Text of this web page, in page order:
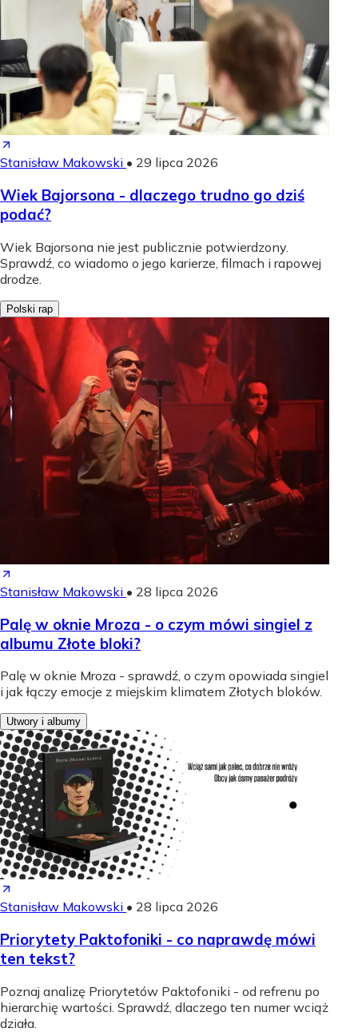
Stanisław Makowski • 29 lipca 2026
Wiek Bajorsona - dlaczego trudno go dziś
podać?
Wiek Bajorsona nie jest publicznie potwierdzony.
Sprawdź, co wiadomo o jego karierze, filmach i rapowej
drodze.
Polski rap
Stanisław Makowski • 28 lipca 2026
Palę w oknie Mroza - o czym mówi singiel z
albumu Złote bloki?
Palę w oknie Mroza - sprawdź, o czym opowiada singiel
i jak łączy emocje z miejskim klimatem Złotych bloków.
Utwory i albumy
Stanisław Makowski • 28 lipca 2026
Priorytety Paktofoniki - co naprawdę mówi
ten tekst?
Poznaj analizę Priorytetów Paktofoniki - od refrenu po
hierarchię wartości. Sprawdź, dlaczego ten numer wciąż
działa.